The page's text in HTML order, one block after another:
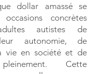
dollar amassé se
concrètes
autistes de
autonomie, de
vie en société et de
Cette